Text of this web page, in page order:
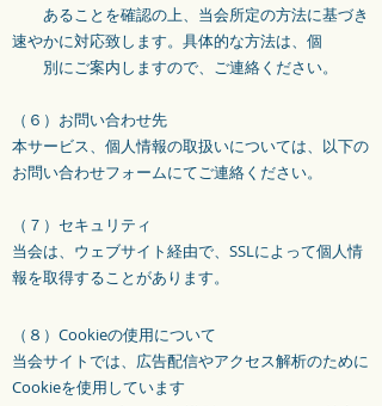
あることを確認の上、当会所定の方法に基づき
速やかに対応致します。具体的な方法は、個
別にご案内しますので、ご連絡ください。
（６）お問い合わせ先
本サービス、個人情報の取扱いについては、以下の
お問い合わせフォームにてご連絡ください。
（７）セキュリティ
当会は、ウェブサイト経由で、SSLによって個人情
報を取得することがあります。
（８）Cookieの使用について
当会サイトでは、広告配信やアクセス解析のために
Cookieを使用しています